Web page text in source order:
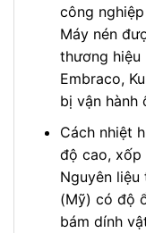
công
Máy nén
thương hiệu
Embraco,
bị vận hành
Cách nhiệt
độ cao, xốp
Nguyên
(Mỹ) có độ
bám dính